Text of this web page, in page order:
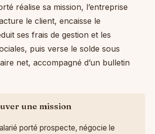
réalise sa mission, l’entreprise
le client, encaisse le
ses frais de gestion et les
puis verse le solde sous
net, accompagné d’un bulletin
une mission
porté prospecte, négocie le